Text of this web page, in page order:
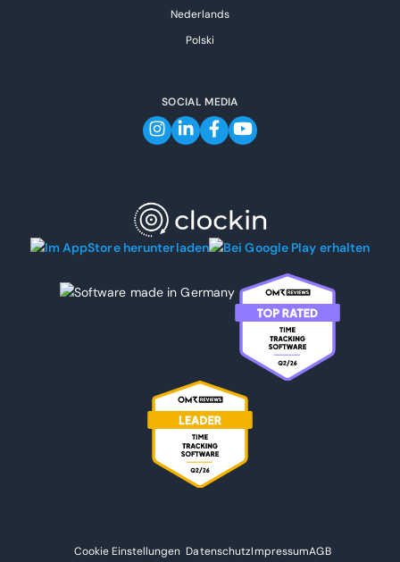
Nederlands
Polski
SOCIAL MEDIA
Cookie Einstellungen DatenschutzImpressumAGB